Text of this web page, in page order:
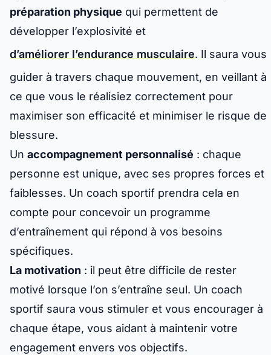
préparation physique qui permettent de
développer l’explosivité et
d’améliorer l’endurance musculaire. Il saura vous
guider à travers chaque mouvement, en veillant à
ce que vous le réalisiez correctement pour
maximiser son efficacité et minimiser le risque de
blessure.
Un accompagnement personnalisé : chaque
personne est unique, avec ses propres forces et
faiblesses. Un coach sportif prendra cela en
compte pour concevoir un programme
d’entraînement qui répond à vos besoins
spécifiques.
La motivation : il peut être difficile de rester
motivé lorsque l’on s’entraîne seul. Un coach
sportif saura vous stimuler et vous encourager à
chaque étape, vous aidant à maintenir votre
engagement envers vos objectifs.